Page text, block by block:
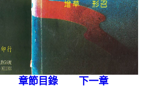
章節目錄 下一章